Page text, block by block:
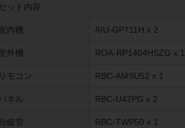
ット内容
内機 AIU-GP711H x 2
外機 ROA-RP1404HSZG x 1
リモコン RBC-AMSU52 x 1
ネル RBC-U42PG x 2
岐管 RBC-TWP50 x 1